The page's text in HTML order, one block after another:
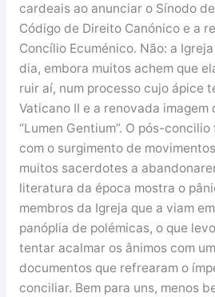
cardeais ao anunciar o Sínodo
Código de Direito Canónico e a
Concílio Ecuménico. Não: a
dia, embora muitos achem que
ruir aí, num processo cujo ápice
Vaticano II e a renovada
“Lumen Gentium”. O pós-
com o surgimento de
muitos sacerdotes a
literatura da época mostra o
membros da Igreja que a viam
panóplia de polémicas, o que
tentar acalmar os ânimos com
documentos que refrearam o
conciliar. Bem para uns, menos